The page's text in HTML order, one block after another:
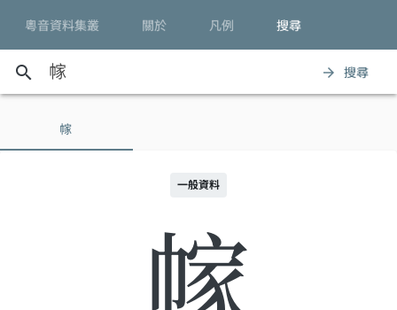
粵音資料集叢 關於 凡例 搜尋
search arrow_forward 搜尋
幏
一般資料
幏